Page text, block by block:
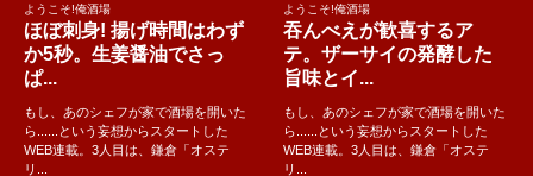
ようこそ!俺酒場
ほぼ刺身! 揚げ時間はわず
か5秒。生姜醤油でさっ
ぱ...
もし、あのシェフが家で酒場を開いた
ら......という妄想からスタートした
WEB連載。3人目は、鎌倉「オステ
リ...
ようこそ!俺酒場
吞んべえが歓喜するア
テ。ザーサイの発酵した
旨味とイ...
もし、あのシェフが家で酒場を開いた
ら......という妄想からスタートした
WEB連載。3人目は、鎌倉「オステ
リ...